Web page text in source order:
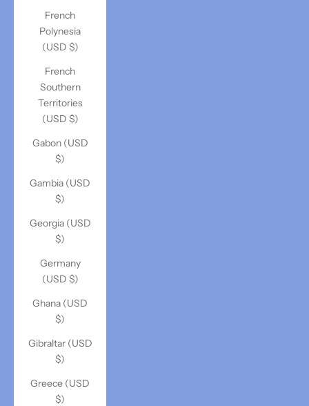
French
Polynesia
(USD $)
French
Southern
Territories
(USD $)
Gabon (USD
$)
Gambia (USD
$)
Georgia (USD
$)
Germany
(USD $)
Ghana (USD
$)
Gibraltar (USD
$)
Greece (USD
$)